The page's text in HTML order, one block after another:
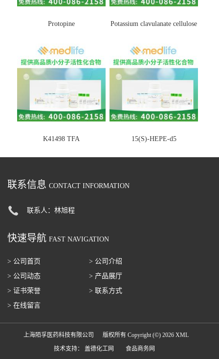
Protopine Potassium clavulanate cellulose
K41498 TFA 15(S)-HEPE-d5
联系信息 CONTACT INFORMATION
联系人：林旭程
快速导航 FAST NAVIGATION
> 公司首页
> 公司介绍
> 公司动态
> 产品展厅
> 证书荣誉
> 联系方式
> 在线留言
上海陌孚医药科技有限公司 版权所有 Copyright (©) 2026 XML
技术支持： 盖德化工网 食品商务网